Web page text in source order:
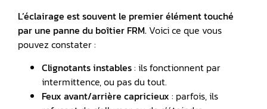
L’éclairage est souvent le premier élément touché
par une panne du boîtier FRM. Voici ce que vous
pouvez constater :
Clignotants instables: ils fonctionnent par
intermittence, ou pas du tout.
Feux avant/arrière capricieux : parfois, ils